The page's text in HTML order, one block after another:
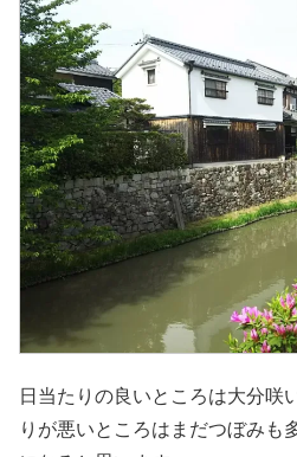
日当たりの良いところは大分咲
りが悪いところはまだつぼみも